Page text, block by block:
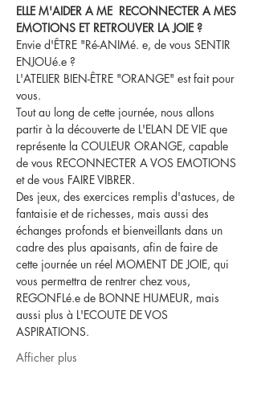
ELLE M'AIDER A ME  RECONNECTER A MES
EMOTIONS ET RETROUVER LA JOIE ?
Envie d'ÊTRE "Ré-ANIMé. e, de vous SENTIR
ENJOUé.e ?
L'ATELIER BIEN-ÊTRE "ORANGE" est fait pour
vous.
Tout au long de cette journée, nous allons
partir à la découverte de L'ELAN DE VIE que
représente la COULEUR ORANGE, capable
de vous RECONNECTER A VOS EMOTIONS
et de vous FAIRE VIBRER.
Des jeux, des exercices remplis d'astuces, de
fantaisie et de richesses, mais aussi des
échanges profonds et bienveillants dans un
cadre des plus apaisants, afin de faire de
cette journée un réel MOMENT DE JOIE, qui
vous permettra de rentrer chez vous,
REGONFLé.e de BONNE HUMEUR, mais
aussi plus à L'ECOUTE DE VOS
ASPIRATIONS.
Afficher plus